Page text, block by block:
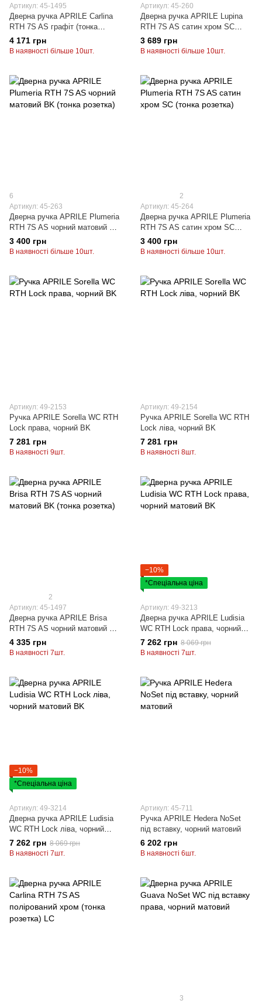
Артикул: 45-1495
Дверна ручка APRILE Carlina
RTH 7S AS графіт (тонка
розетка) GYM
4 171 грн
В наявності більше 10шт.
Артикул: 45-260
Дверна ручка APRILE Lupina
RTH 7S AS сатин хром SC
(тонка розетка)
3 689 грн
В наявності більше 10шт.
6
Артикул: 45-263
Дверна ручка APRILE Plumeria
RTH 7S AS чорний матовий BK
(тонка розетка)
3 400 грн
В наявності більше 10шт.
2
Артикул: 45-264
Дверна ручка APRILE Plumeria
RTH 7S AS сатин хром SC
(тонка розетка)
3 400 грн
В наявності більше 10шт.
Артикул: 49-2153
Ручка APRILE Sorella WC RTH
Lock права, чорний BK
7 281 грн
В наявності 9шт.
Артикул: 49-2154
Ручка APRILE Sorella WC RTH
Lock ліва, чорний BK
7 281 грн
В наявності 8шт.
2
Артикул: 45-1497
Дверна ручка APRILE Brisa
RTH 7S AS чорний матовий BK
(тонка розетка)
4 335 грн
В наявності 7шт.
−10%
*Спеціальна ціна
Артикул: 49-3213
Дверна ручка APRILE Ludisia
WC RTH Lock права, чорний
матовий BK
7 262 грн 8 069 грн
В наявності 7шт.
−10%
*Спеціальна ціна
Артикул: 49-3214
Дверна ручка APRILE Ludisia
WC RTH Lock ліва, чорний
матовий BK
7 262 грн 8 069 грн
В наявності 7шт.
Артикул: 45-711
Ручка APRILE Hedera NoSet
під вставку, чорний матовий
6 202 грн
В наявності 6шт.
3